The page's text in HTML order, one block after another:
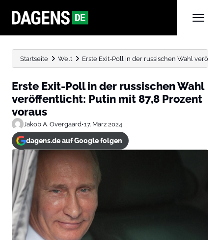
Startseite Welt Erste Exit-Poll in der russischen Wahl
Erste Exit-Poll in der russischen Wahl
veröffentlicht: Putin mit 87,8 Prozent
voraus
Jakob A. Overgaard•17. März 2024
dagens.de auf Google folgen